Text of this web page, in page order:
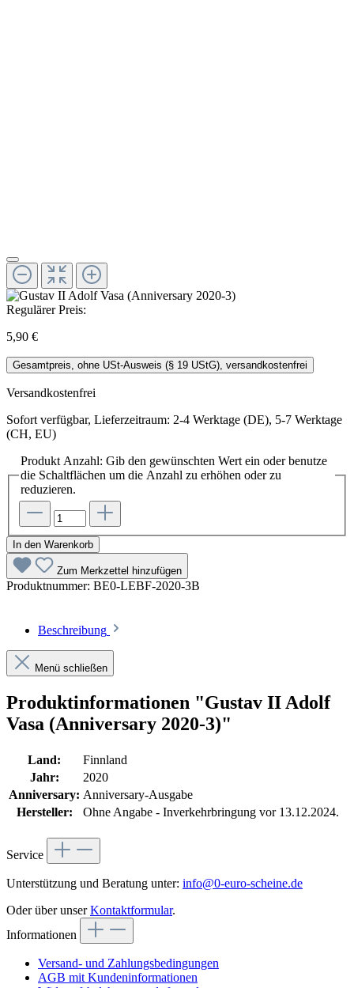
Regulärer Preis:
5,90 €
Gesamtpreis, ohne USt-Ausweis (§ 19 UStG), versandkostenfrei
Versandkostenfrei
Sofort verfügbar, Lieferzeitraum: 2-4 Werktage (DE), 5-7 Werktage
(CH, EU)
Produkt Anzahl: Gib den gewünschten Wert ein oder benutze
die Schaltflächen um die Anzahl zu erhöhen oder zu
reduzieren.
In den Warenkorb
Zum Merkzettel hinzufügen
Produktnummer: BE0-LEBF-2020-3B
Beschreibung
Menü schließen
Produktinformationen "Gustav II Adolf
Vasa (Anniversary 2020-3)"
Land:
Finnland
Jahr:
2020
Anniversary: Anniversary-Ausgabe
Hersteller:
Ohne Angabe - Inverkehrbringung vor 13.12.2024.
Service
Unterstützung und Beratung unter: info@0-euro-scheine.de
Oder über unserKontaktformular.
Informationen
Versand- und Zahlungsbedingungen
AGB mit Kundeninformationen